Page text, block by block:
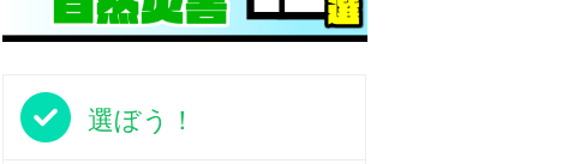
選ぼう！